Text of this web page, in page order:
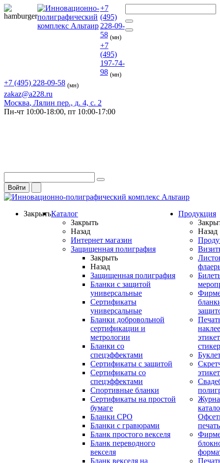
+7
(495)
228-09-
58 (мн)
+7
(495)
197-74-
98 (мн)
+7 (495) 228-09-58 (мн)
zakaz@a228.ru
Москва, Лялин пер., д. 4, с. 2
Пн-чт 10:00-18:00, пт 10:00-17:00
Войти
ЗакрытьКаталог
Закрыть
Назад
Интернет магазин
Защищенная полиграфия
Закрыть
Назад
Защищенная полиграфия
Бланки с защитой
универсальные
Сертификаты
универсальные
Бланки добровольной
сертификации и
метрологии
Бланки со
спецэффектами
Сертификаты с защитой
Сертификаты со
спецэффектами
Спортивные бланки
Cертификаты на простой
бумаге
Бланки СРО
Бланки с гравюрами
Бланк простого векселя
Бланк переводного
векселя
Бланк векселя на
Продукция
Назад
печать